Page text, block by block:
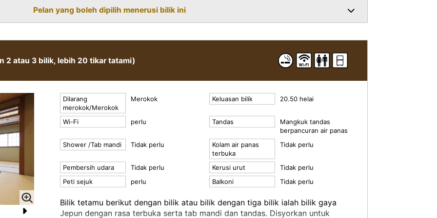
(dibekalkan)/periuk/peti besi
/Pengering/Mesin urut/Dek kayu
Pelan yang boleh dipilih menerusi bilik ini
2 atau 3 bilik, lebih 20 tikar tatami)
Dilarang
merokok/Merokok
Merokok Keluasan bilik 20.50 helai
Wi-Fi perlu Tandas
Mangkuk tandas
berpancuran air panas
Shower /Tab mandi
Tidak perlu
Kolam air panas
terbuka
Tidak perlu
Pembersih udara Tidak perlu Kerusi urut
Tidak perlu
Peti sejuk
perlu Balkoni Tidak perlu
Bilik tetamu berikut dengan bilik atau bilik dengan tiga bilik ialah bilik gaya
Jepun dengan rasa terbuka serta tab mandi dan tandas. Disyorkan untuk